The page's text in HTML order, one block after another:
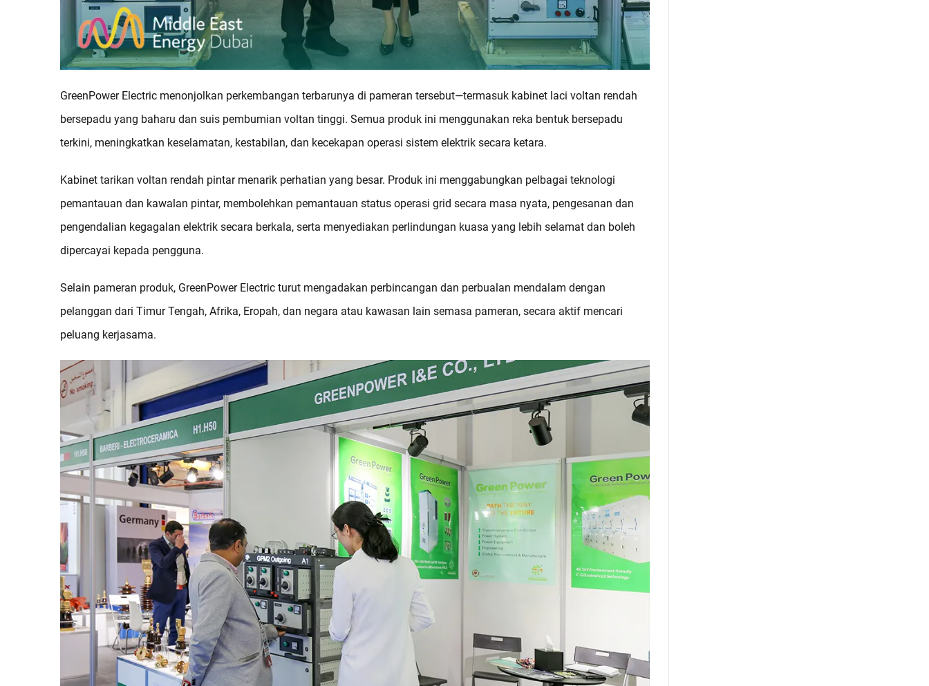
GreenPower Electric menonjolkan perkembangan terbarunya di pameran tersebut—termasuk kabinet laci voltan rendah
bersepadu yang baharu dan suis pembumian voltan tinggi. Semua produk ini menggunakan reka bentuk bersepadu
terkini, meningkatkan keselamatan, kestabilan, dan kecekapan operasi sistem elektrik secara ketara.
Kabinet tarikan voltan rendah pintar menarik perhatian yang besar. Produk ini menggabungkan pelbagai teknologi
pemantauan dan kawalan pintar, membolehkan pemantauan status operasi grid secara masa nyata, pengesanan dan
pengendalian kegagalan elektrik secara berkala, serta menyediakan perlindungan kuasa yang lebih selamat dan boleh
dipercayai kepada pengguna.
Selain pameran produk, GreenPower Electric turut mengadakan perbincangan dan perbualan mendalam dengan
pelanggan dari Timur Tengah, Afrika, Eropah, dan negara atau kawasan lain semasa pameran, secara aktif mencari
peluang kerjasama.